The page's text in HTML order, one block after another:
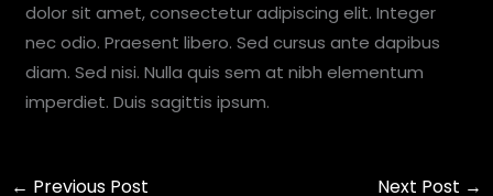
dolor sit amet, consectetur adipiscing elit. Integer
nec odio. Praesent libero. Sed cursus ante dapibus
diam. Sed nisi. Nulla quis sem at nibh elementum
imperdiet. Duis sagittis ipsum.
← Previous Post Next Post →